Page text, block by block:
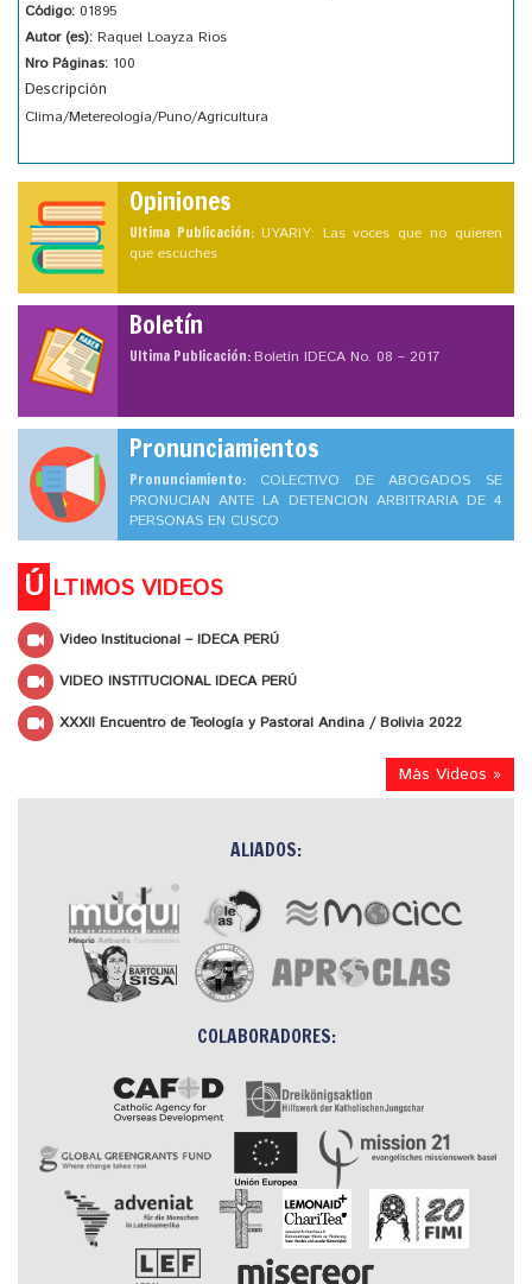
Código: 01895
Autor (es): Raquel Loayza Rios
Nro Páginas: 100
Descripción
Clima/Metereología/Puno/Agricultura
Opiniones
Ultima Publicación: UYARIY: Las voces que no quieren
que escuches
Boletín
Ultima Publicación:Boletín IDECA No. 08 – 2017
Pronunciamientos
Pronunciamiento: COLECTIVO DE ABOGADOS SE
PRONUCIAN ANTE LA DETENCION ARBITRARIA DE 4
PERSONAS EN CUSCO
Ú LTIMOS VIDEOS
Video Institucional – IDECA PERÚ
VIDEO INSTITUCIONAL IDECA PERÚ
XXXII Encuentro de Teología y Pastoral Andina / Bolivia 2022
Más Videos »
ALIADOS:
COLABORADORES: